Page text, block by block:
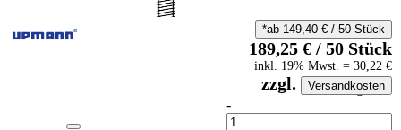
auf Anfrageliste
-
Anzahl
*ab 149,40 €/ 50 Stück
189,25 €/ 50 Stück
inkl. 19% Mwst. = 30,22 €
zzgl. Versandkosten